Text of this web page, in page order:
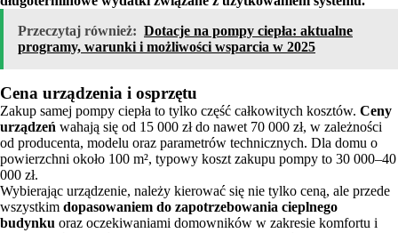
Przeczytaj również: Dotacje na pompy ciepła: aktualne
programy, warunki i możliwości wsparcia w 2025
Cena urządzenia i osprzętu
Zakup samej pompy ciepła to tylko część całkowitych kosztów. Ceny
urządzeń wahają się od 15 000 zł do nawet 70 000 zł, w zależności
od producenta, modelu oraz parametrów technicznych. Dla domu o
powierzchni około 100 m², typowy koszt zakupu pompy to 30 000–40
000 zł.
Wybierając urządzenie, należy kierować się nie tylko ceną, ale przede
wszystkim dopasowaniem do zapotrzebowania cieplnego
budynku oraz oczekiwaniami domowników w zakresie komfortu i